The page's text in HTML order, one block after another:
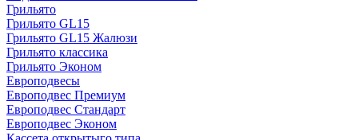
Грильято
Грильято GL15
Грильято GL15 Жалюзи
Грильято классика
Грильято Эконом
Европодвесы
Европодвес Премиум
Европодвес Стандарт
Европодвес Эконом